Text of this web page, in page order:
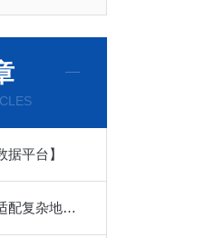
平台】
区域性自动气象站：适配复杂地形，完成山区全域观测